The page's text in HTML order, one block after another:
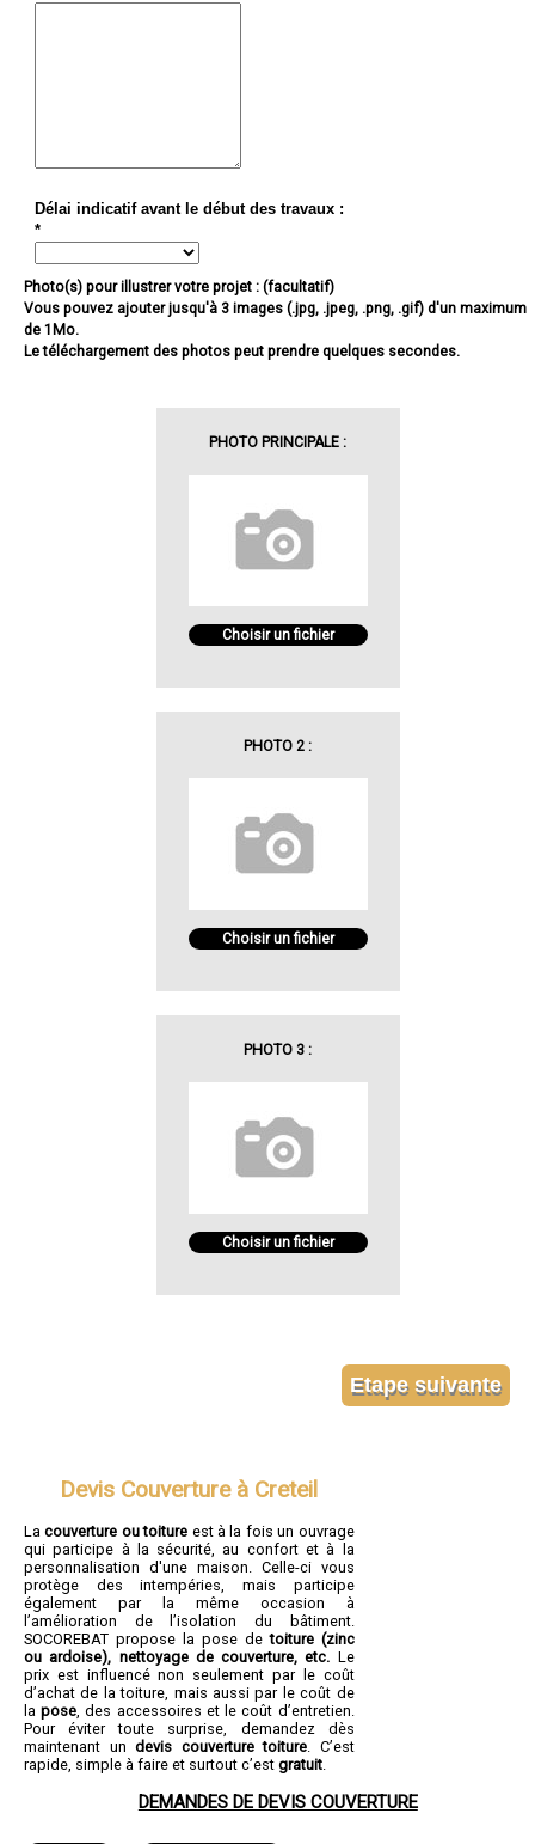
Délai indicatif avant le début des travaux :
*
Photo(s) pour illustrer votre projet : (facultatif)
Vous pouvez ajouter jusqu'à 3 images (.jpg, .jpeg, .png, .gif) d'un maximum
de 1Mo.
Le téléchargement des photos peut prendre quelques secondes.
PHOTO PRINCIPALE :
Choisir un fichier
PHOTO 2 :
Choisir un fichier
PHOTO 3 :
Choisir un fichier
Devis Couverture à Creteil
Lacouverture ou toiture est à la fois un ouvrage
qui participe à la sécurité, au confort et à la
personnalisation d'une maison. Celle-ci vous
protège des intempéries, mais participe
également par la même occasion à
l’amélioration de l’isolation du bâtiment.
SOCOREBAT propose la pose detoiture (zinc
ou ardoise), nettoyage de couverture, etc. Le
prix est influencé non seulement par le coût
d’achat de la toiture, mais aussi par le coût de
lapose, des accessoires et le coût d’entretien.
Pour éviter toute surprise, demandez dès
maintenant undevis couverture toiture. C’est
rapide, simple à faire et surtout c’est gratuit.
DEMANDES DE DEVIS COUVERTURE